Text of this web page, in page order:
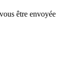
être envoyée